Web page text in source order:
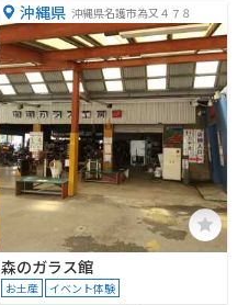
沖縄県 沖縄県名護市為又４７８
森のガラス館
お土産 イベント体験